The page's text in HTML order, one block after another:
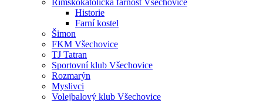
Římskokatolická farnost Všechovice
Historie
Farní kostel
Šimon
FKM Všechovice
TJ Tatran
Sportovní klub Všechovice
Rozmarýn
Myslivci
Volejbalový klub Všechovice